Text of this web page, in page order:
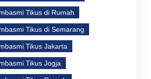
Tikus di Rumah
Tikus di Semarang
Tikus Jakarta
Tikus Jogja